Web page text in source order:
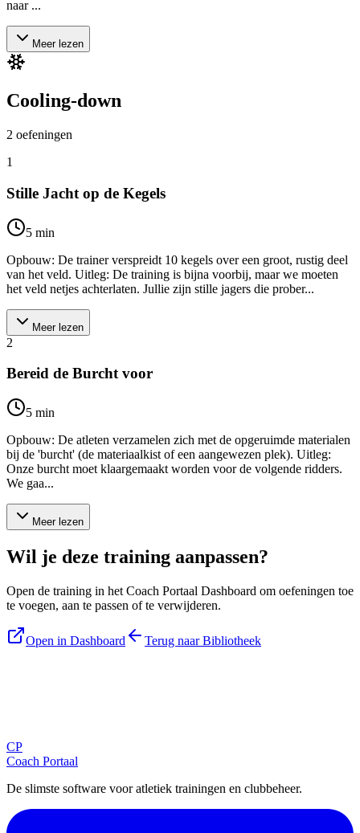
naar ...
Meer lezen
Cooling-down
2 oefeningen
1
Stille Jacht op de Kegels
5 min
Opbouw: De trainer verspreidt 10 kegels over een groot, rustig deel
van het veld. Uitleg: De training is bijna voorbij, maar we moeten
het veld netjes achterlaten. Jullie zijn stille jagers die prober...
Meer lezen
2
Bereid de Burcht voor
5 min
Opbouw: De atleten verzamelen zich met de opgeruimde materialen
bij de 'burcht' (de materiaalkist of een aangewezen plek). Uitleg:
Onze burcht moet klaargemaakt worden voor de volgende ridders.
We gaa...
Meer lezen
Wil je deze training aanpassen?
Open de training in het Coach Portaal Dashboard om oefeningen toe
te voegen, aan te passen of te verwijderen.
Open in Dashboard Terug naar Bibliotheek
CP
Coach Portaal
De slimste software voor atletiek trainingen en clubbeheer.